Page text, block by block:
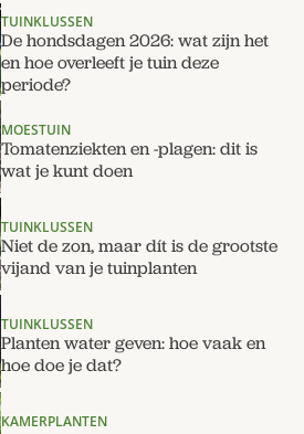
TUINKLUSSEN
De hondsdagen 2026: wat zijn het
en hoe overleeft je tuin deze
periode?
MOESTUIN
Tomatenziekten en -plagen: dit is
wat je kunt doen
TUINKLUSSEN
Niet de zon, maar dít is de grootste
vijand van je tuinplanten
TUINKLUSSEN
Planten water geven: hoe vaak en
hoe doe je dat?
KAMERPLANTEN